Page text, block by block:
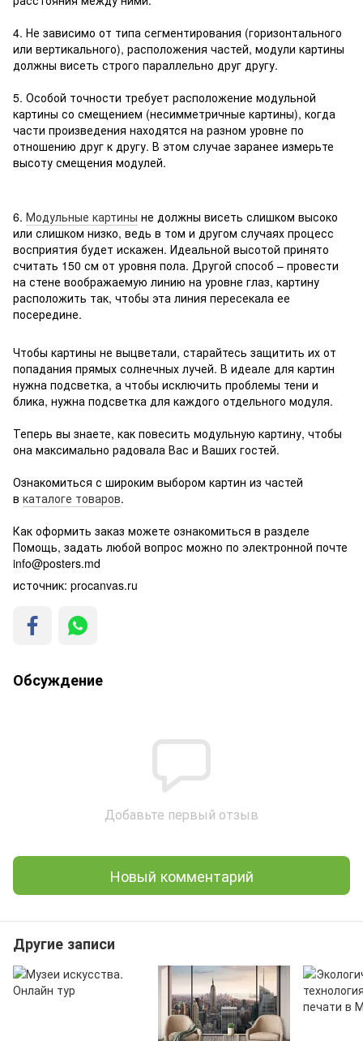
4. Не зависимо от типа сегментирования (горизонтального
или вертикального), расположения частей, модули картины
должны висеть строго параллельно друг другу.
5. Особой точности требует расположение модульной
картины со смещением (несимметричные картины), когда
части произведения находятся на разном уровне по
отношению друг к другу. В этом случае заранее измерьте
высоту смещения модулей.
6. Модульные картины не должны висеть слишком высоко
или слишком низко, ведь в том и другом случаях процесс
восприятия будет искажен. Идеальной высотой принято
считать 150 см от уровня пола. Другой способ – провести
на стене воображаемую линию на уровне глаз, картину
расположить так, чтобы эта линия пересекала ее
посередине.
Чтобы картины не выцветали, старайтесь защитить их от
попадания прямых солнечных лучей. В идеале для картин
нужна подсветка, а чтобы исключить проблемы тени и
блика, нужна подсветка для каждого отдельного модуля.
Теперь вы знаете, как повесить модульную картину, чтобы
она максимально радовала Вас и Ваших гостей.
Ознакомиться с широким выбором картин из частей
в каталоге товаров.
Как оформить заказ можете ознакомиться в разделе
Помощь, задать любой вопрос можно по электронной почте
info@posters.md
источник: procanvas.ru
Обсуждение
Добавьте первый отзыв
Новый комментарий
Другие записи